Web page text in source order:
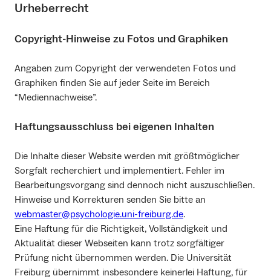
Urheberrecht
Copyright-Hinweise zu Fotos und Graphiken
Angaben zum Copyright der verwendeten Fotos und
Graphiken finden Sie auf jeder Seite im Bereich
“Mediennachweise”.
Haftungsausschluss bei eigenen Inhalten
Die Inhalte dieser Website werden mit größtmöglicher
Sorgfalt recherchiert und implementiert. Fehler im
Bearbeitungsvorgang sind dennoch nicht auszuschließen.
Hinweise und Korrekturen senden Sie bitte an
webmaster@psychologie.uni-freiburg.de.
Eine Haftung für die Richtigkeit, Vollständigkeit und
Aktualität dieser Webseiten kann trotz sorgfältiger
Prüfung nicht übernommen werden. Die Universität
Freiburg übernimmt insbesondere keinerlei Haftung, für